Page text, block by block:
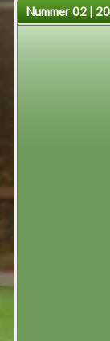
Nummer 02 |